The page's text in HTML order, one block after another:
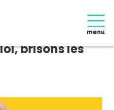
menu
brisons les